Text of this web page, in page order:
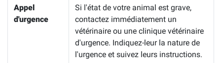
Appel
d'urgence
Si l'état de votre animal est grave,
contactez immédiatement un
vétérinaire ou une clinique vétérinaire
d'urgence. Indiquez-leur la nature de
l'urgence et suivez leurs instructions.